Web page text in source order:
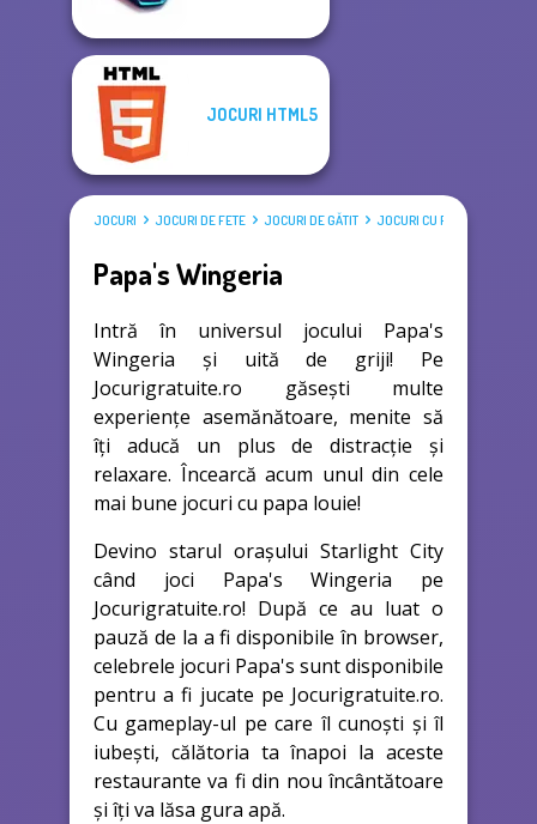
JOCURI HTML5
JOCURI JOCURI DE FETE JOCURI DE GĂTIT JOCURI CU PAPA LOUIE
Papa's Wingeria
Intră în universul jocului Papa's
Wingeria și uită de griji! Pe
Jocurigratuite.ro găsești multe
experiențe asemănătoare, menite să
îți aducă un plus de distracție și
relaxare. Încearcă acum unul din cele
mai bune jocuri cu papa louie!
Devino starul orașului Starlight City
când joci Papa's Wingeria pe
Jocurigratuite.ro! După ce au luat o
pauză de la a fi disponibile în browser,
celebrele jocuri Papa's sunt disponibile
pentru a fi jucate pe Jocurigratuite.ro.
Cu gameplay-ul pe care îl cunoști și îl
iubești, călătoria ta înapoi la aceste
restaurante va fi din nou încântătoare
și îți va lăsa gura apă.